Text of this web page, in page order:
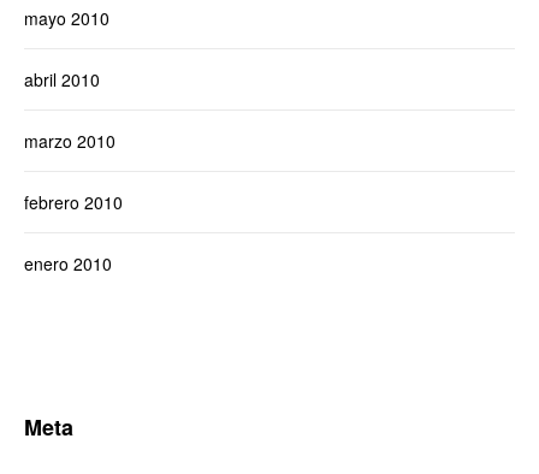
mayo 2010
abril 2010
marzo 2010
febrero 2010
enero 2010
Meta